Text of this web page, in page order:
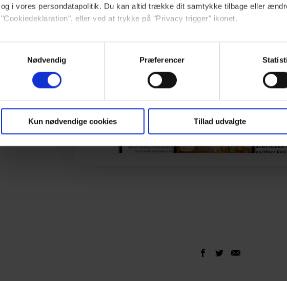
og i vores persondatapolitik. Du kan altid trække dit samtykke tilbage eller
"Cookiedeklaration", eller ved at trykke på "Privacy trigger" ikonet.
Dine valg anvendes på hele websitet.
Vi ønsker dit samtykke til at indsamle og bruge data for at kunne levere og
markedsføring, så vi kan optimere vores reklametiltag på sociale medier og til
Nødvendig
Præferencer
Kun nødvendige cookies Tillad udvalgte
Allerede abonnent?Log ind ellerOpret